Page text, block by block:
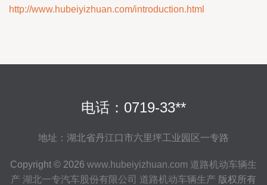
http://www.hubeiyizhuan.com/introduction.html
电话：0719-33**
地址：湖北省丹江口市六里坪工业园区一专路
Copyright © 2026 www.hubeiyizhuan.com 道路机动车辆生
产 湖北一专汽车股份有限公司 道路机动车辆生产 版权所有